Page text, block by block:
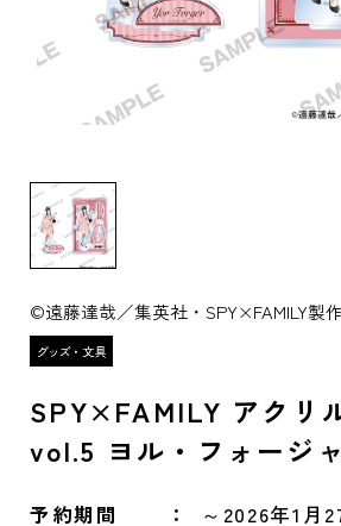
©遠藤達哉／集英社・SPY×FAMILY製
SPY×FAMILY アクリ
vol.5 ヨル・フォージ
予約期間
～2026年1月